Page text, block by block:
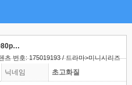
[TVN] 태풍상사.E09.251108.1080p.WANNA[이준호, 김민하]
츠 번호: 175019193 / 드라마>미니시리즈
닉네임 초고화질